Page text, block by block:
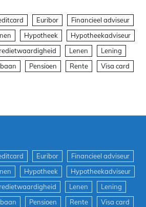
Euribor
Financieel adviseur
Hypotheek
Hypotheekadviseur
Lenen
Lening
Pensioen Rente Visa card
Euribor
Financieel adviseur
Hypotheek
Hypotheekadviseur
Lenen
Lening
Pensioen Rente Visa card